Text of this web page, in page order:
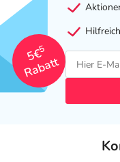
5€
5
Rabatt